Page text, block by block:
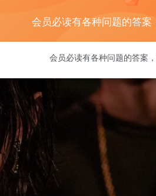
会员必读有各种问题的答案
会员必读有各种问题的答案